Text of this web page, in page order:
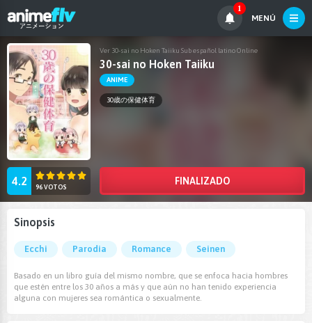
1
MENÚ
Ver 30-sai no Hoken Taiiku Sub español latino Online
30-sai no Hoken Taiiku
ANIME
30歳の保健体育
4.2 96 VOTOS
FINALIZADO
Sinopsis
Ecchi Parodia Romance Seinen
Basado en un libro guía del mismo nombre, que se enfoca hacia hombres
que estén entre los 30 años a más y que aún no han tenido experiencia
alguna con mujeres sea romántica o sexualmente.